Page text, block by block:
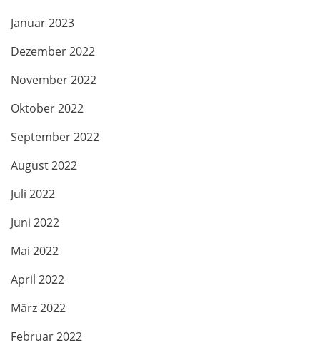
Januar 2023
Dezember 2022
November 2022
Oktober 2022
September 2022
August 2022
Juli 2022
Juni 2022
Mai 2022
April 2022
März 2022
Februar 2022